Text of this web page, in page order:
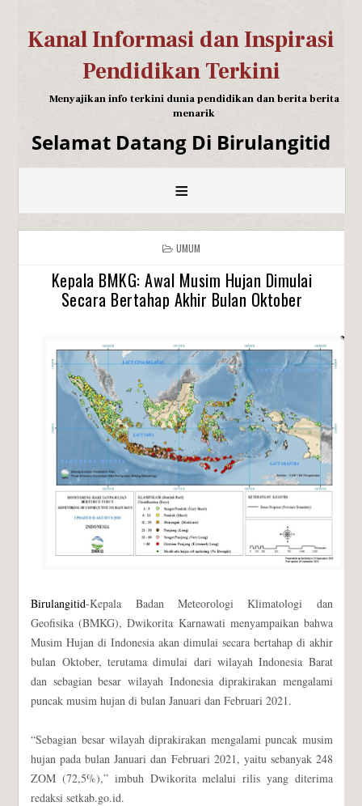
Kanal Informasi dan Inspirasi
Pendidikan Terkini
Menyajikan info terkini dunia pendidikan dan berita berita
menarik
Selamat Datang Di Birulangitid
≡
UMUM
Kepala BMKG: Awal Musim Hujan Dimulai
Secara Bertahap Akhir Bulan Oktober
Birulangitid-Kepala Badan Meteorologi Klimatologi dan
Geofisika (BMKG), Dwikorita Karnawati menyampaikan bahwa
Musim Hujan di Indonesia akan dimulai secara bertahap di akhir
bulan Oktober, terutama dimulai dari wilayah Indonesia Barat
dan sebagian besar wilayah Indonesia diprakirakan mengalami
puncak musim hujan di bulan Januari dan Februari 2021.
“Sebagian besar wilayah diprakirakan mengalami puncak musim
hujan pada bulan Januari dan Februari 2021, yaitu sebanyak 248
ZOM (72,5%),” imbuh Dwikorita melalui rilis yang diterima
redaksi setkab.go.id.